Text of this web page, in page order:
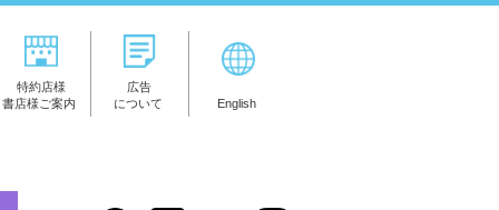
特約店様
書店様ご案内
広告
について
English